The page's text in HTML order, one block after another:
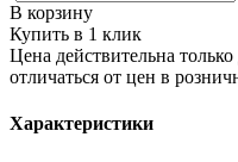
В корзину
Купить в 1 клик
Цена действительна
отличаться от цен в
Характеристики